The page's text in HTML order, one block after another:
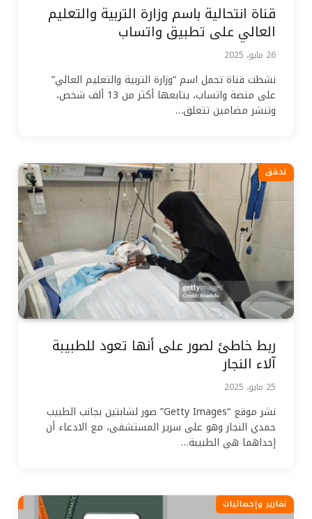
قناة انتحالية باسم وزارة التربية والتعليم
العالي على تطبيق واتساب
26 مايو، 2025
نشطت قناة تحمل اسم “وزارة التربية والتعليم العالي”
على منصة واتساب، يتابعها أكثر من 13 ألف شخص،
وتنشر مضامين تتعلق…
تحقق
ربط خاطئ لصور على أنها تعود للطبيبة
آلاء النجار
25 مايو، 2025
نشر موقع “Getty Images” صور لشابتين بجانب الطبيب
حمدي النجار وهو على سرير المستشفى، مع الادعاء أن
إحداهما هي الطبيبة…
تقارير وإحصائيات